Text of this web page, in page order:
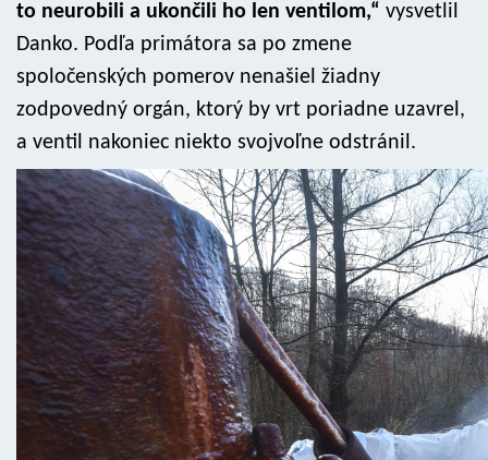
to neurobili a ukončili ho len ventilom,“ vysvetlil
Danko. Podľa primátora sa po zmene
spoločenských pomerov nenašiel žiadny
zodpovedný orgán, ktorý by vrt poriadne uzavrel,
a ventil nakoniec niekto svojvoľne odstránil.